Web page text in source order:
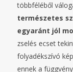
többféléből
természetes
egyaránt jól
zselés ecset
folyadékszívó
ennek a